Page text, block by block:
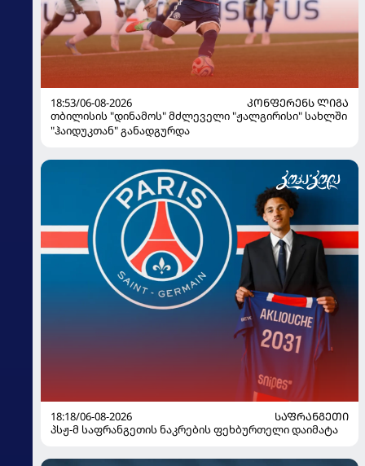
18:53/06-08-2026
ᲙᲝᲜᲤᲔᲠᲔᲜᲡ ᲚᲘᲒᲐ
თბილისის "დინამოს" მძლეველი "ჟალგირისი" სახლში
"ჰაიდუკთან" განადგურდა
18:18/06-08-2026
ᲡᲐᲤᲠᲐᲜᲒᲔᲗᲘ
პსჟ-მ საფრანგეთის ნაკრების ფეხბურთელი დაიმატა